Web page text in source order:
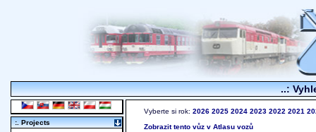
..:
Vyberte si rok: 2026 2025 2024 2023 2022 2021
Zobrazit tento vůz v Atlasu vozů
:. Projects